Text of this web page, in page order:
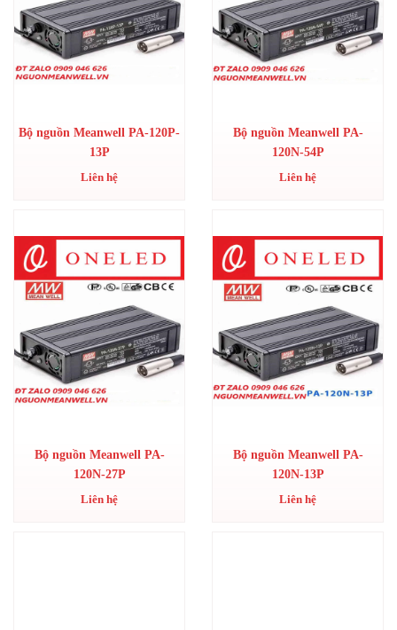
Bộ nguồn Meanwell PA-120P-
13P
Liên hệ
Bộ nguồn Meanwell PA-
120N-54P
Liên hệ
Bộ nguồn Meanwell PA-
120N-27P
Liên hệ
Bộ nguồn Meanwell PA-
120N-13P
Liên hệ